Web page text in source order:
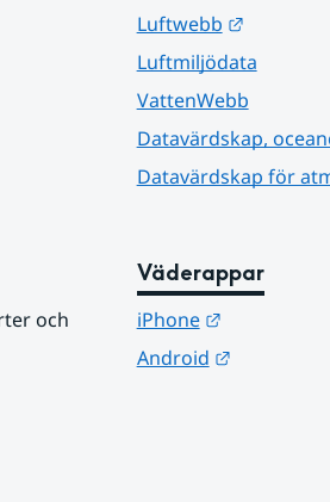
Luftwebb
Länk till
Luftmiljödata
VattenWebb
Datavärdskap,
Datavärdskap för
och
Väderappar
iPhone
Länk till
Android
Länk till